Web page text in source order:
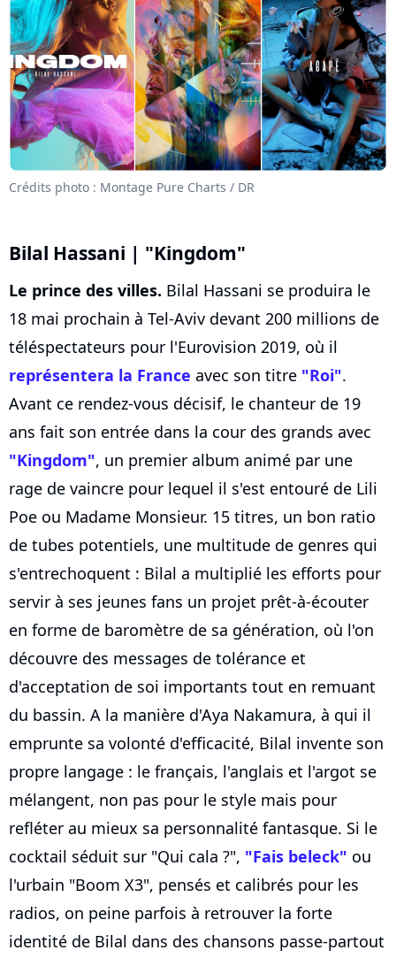
Crédits photo : Montage Pure Charts / DR
Bilal Hassani | "Kingdom"
Le prince des villes. Bilal Hassani se produira le
18 mai prochain à Tel-Aviv devant 200 millions de
téléspectateurs pour l'Eurovision 2019, où il
représentera la France avec son titre "Roi".
Avant ce rendez-vous décisif, le chanteur de 19
ans fait son entrée dans la cour des grands avec
"Kingdom", un premier album animé par une
rage de vaincre pour lequel il s'est entouré de Lili
Poe ou Madame Monsieur. 15 titres, un bon ratio
de tubes potentiels, une multitude de genres qui
s'entrechoquent : Bilal a multiplié les efforts pour
servir à ses jeunes fans un projet prêt-à-écouter
en forme de baromètre de sa génération, où l'on
découvre des messages de tolérance et
d'acceptation de soi importants tout en remuant
du bassin. A la manière d'Aya Nakamura, à qui il
emprunte sa volonté d'efficacité, Bilal invente son
propre langage : le français, l'anglais et l'argot se
mélangent, non pas pour le style mais pour
refléter au mieux sa personnalité fantasque. Si le
cocktail séduit sur "Qui cala ?", "Fais beleck" ou
l'urbain "Boom X3", pensés et calibrés pour les
radios, on peine parfois à retrouver la forte
identité de Bilal dans des chansons passe-partout